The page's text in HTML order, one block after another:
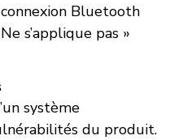
Bluetooth
s’applique pas »
système
du produit.